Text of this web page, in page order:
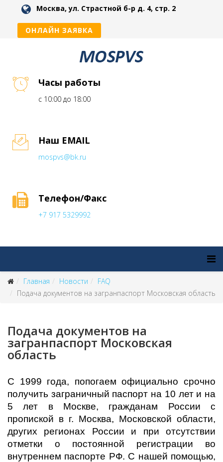
Москва, ул. Страстной б-р д. 4, стр. 2
ОНЛАЙН ЗАЯВКА
Часы работы
с 10:00 до 18:00
Наш EMAIL
mospvs@bk.ru
Телефон/Факс
+7 917 5329992
Главная Новости
FAQ
Подача документов на загранпаспорт Московская область
Подача документов на
загранпаспорт Московская
область
С 1999 года, попогаем официально срочно
получить заграничный паспорт на 10 лет и на
5 лет в Москве, гражданам России с
пропиской в г. Москва, Московской области,
других регионах России и при отсутствии
отметки о постоянной регистрации во
внутреннем паспорте РФ. С нашей помощью,